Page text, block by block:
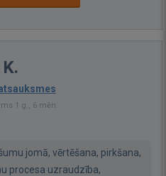
1 g., 6 mēn.
jomā, vērtēšana, pirkšana,
procesa uzraudzība,